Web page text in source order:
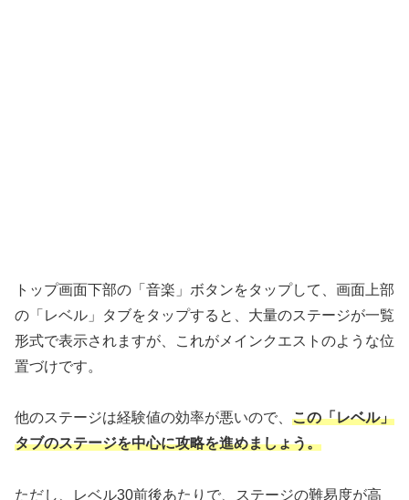
トップ画面下部の「音楽」ボタンをタップして、画面上部
の「レベル」タブをタップすると、大量のステージが一覧
形式で表示されますが、これがメインクエストのような位
置づけです。
他のステージは経験値の効率が悪いので、 この「レベル」
タブのステージを中心に攻略を進めましょう。
ただし、レベル30前後あたりで、ステージの難易度が高